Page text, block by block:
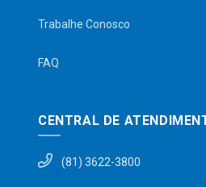
Trabalhe Conosco
FAQ
CENTRAL DE
(81) 3622-3800